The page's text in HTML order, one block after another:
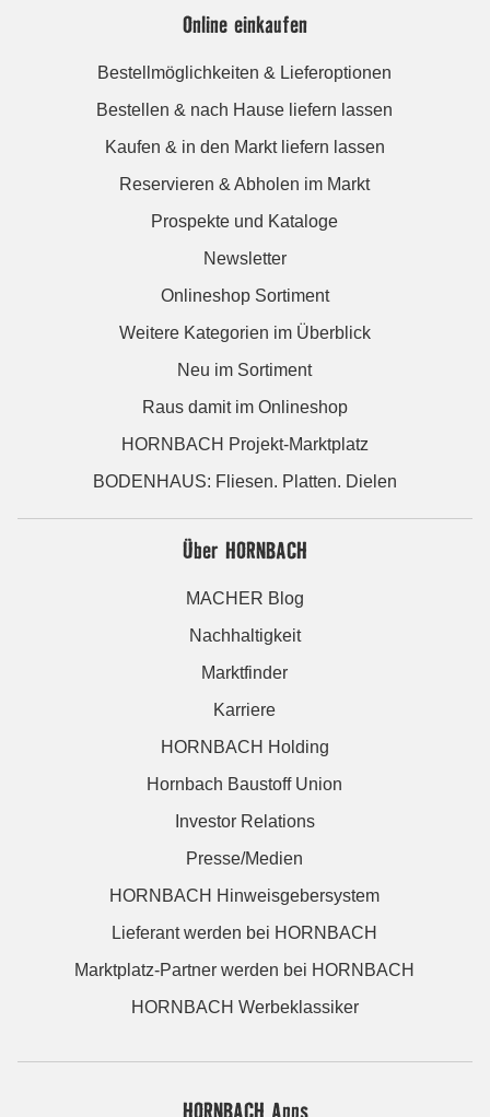
Online einkaufen
Bestellmöglichkeiten & Lieferoptionen
Bestellen & nach Hause liefern lassen
Kaufen & in den Markt liefern lassen
Reservieren & Abholen im Markt
Prospekte und Kataloge
Newsletter
Onlineshop Sortiment
Weitere Kategorien im Überblick
Neu im Sortiment
Raus damit im Onlineshop
HORNBACH Projekt-Marktplatz
BODENHAUS: Fliesen. Platten. Dielen
Über HORNBACH
MACHER Blog
Nachhaltigkeit
Marktfinder
Karriere
HORNBACH Holding
Hornbach Baustoff Union
Investor Relations
Presse/Medien
HORNBACH Hinweisgebersystem
Lieferant werden bei HORNBACH
Marktplatz-Partner werden bei HORNBACH
HORNBACH Werbeklassiker
HORNBACH Apps